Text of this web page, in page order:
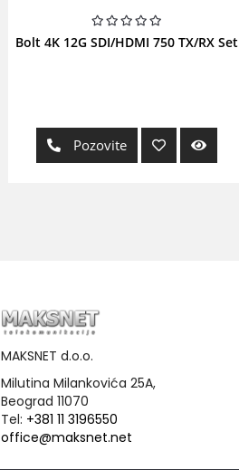
Bolt 4K 12G SDI/HDMI 750 TX/RX Set
Pozovite
MAKSNET d.o.o.
Milutina Milankovića 25A,
Beograd 11070
Tel: +381 11 3196550
office@maksnet.net